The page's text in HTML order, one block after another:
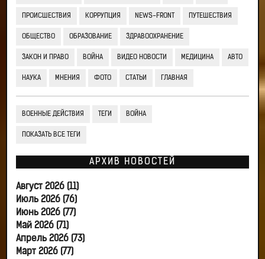
ПРОИСШЕСТВИЯ КОРРУПЦИЯ NEWS-FRONT ПУТЕШЕСТВИЯ
ОБЩЕСТВО ОБРАЗОВАНИЕ ЗДРАВООХРАНЕНИЕ
ЗАКОН И ПРАВО ВОЙНА ВИДЕО НОВОСТИ МЕДИЦИНА АВТО
НАУКА МНЕНИЯ ФОТО СТАТЬИ ГЛАВНАЯ
ВОЕННЫЕ ДЕЙСТВИЯ ТЕГИ ВОЙНА
ПОКАЗАТЬ ВСЕ ТЕГИ
АРХИВ НОВОСТЕЙ
Август 2026 (11)
Июль 2026 (76)
Июнь 2026 (77)
Май 2026 (71)
Апрель 2026 (73)
Март 2026 (77)